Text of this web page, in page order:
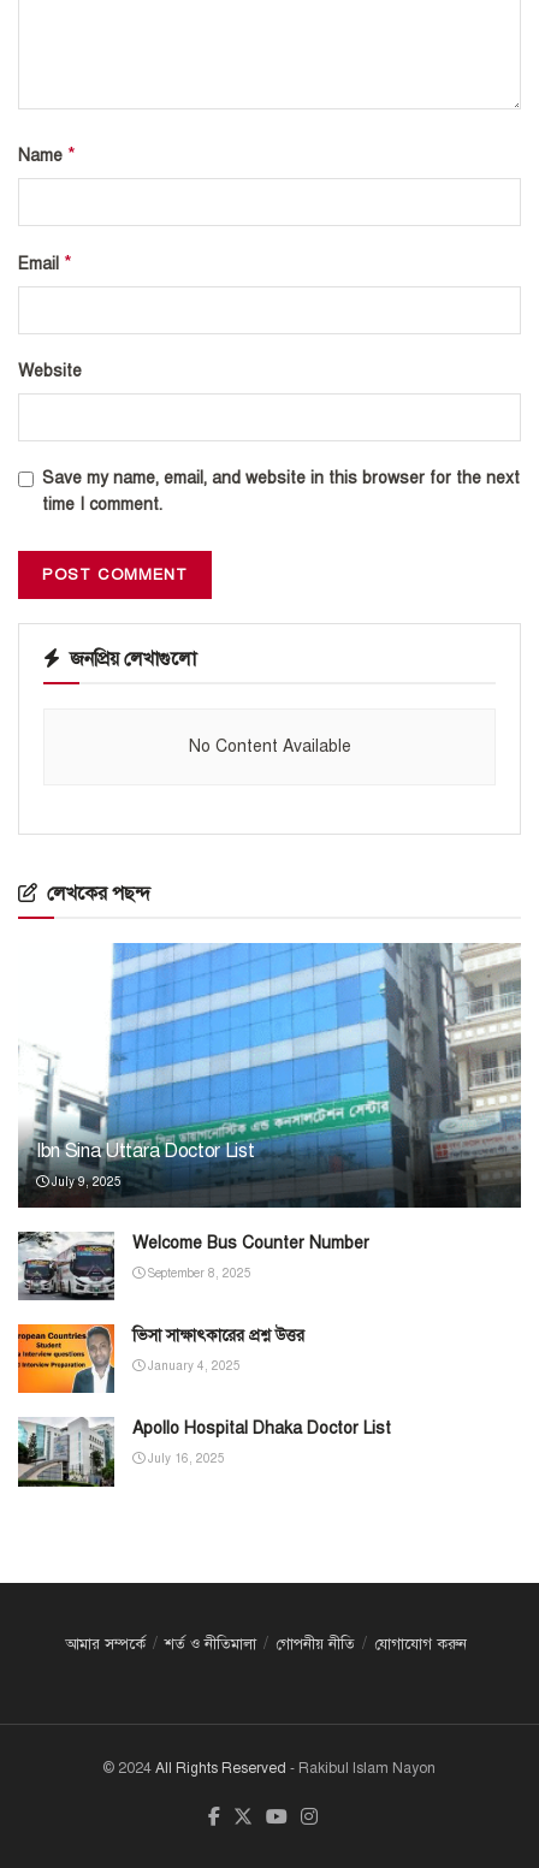
Name *
Email *
Website
Save my name, email, and website in this browser for the next
time I comment.
জনপ্রিয় লেখাগুলো
No Content Available
লেখকের পছন্দ
Ibn Sina Uttara Doctor List
July 9, 2025
Welcome Bus Counter Number
September 8, 2025
ভিসা সাক্ষাৎকারের প্রশ্ন উত্তর
January 4, 2025
Apollo Hospital Dhaka Doctor List
July 16, 2025
আমার সম্পর্কে শর্ত ও নীতিমালা গোপনীয় নীতি যোগাযোগ করুন
© 2024 All Rights Reserved - Rakibul Islam Nayon